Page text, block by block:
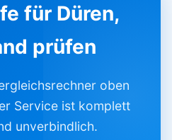
für Düren,
prüfen
oben
Service ist komplett
unverbindlich.